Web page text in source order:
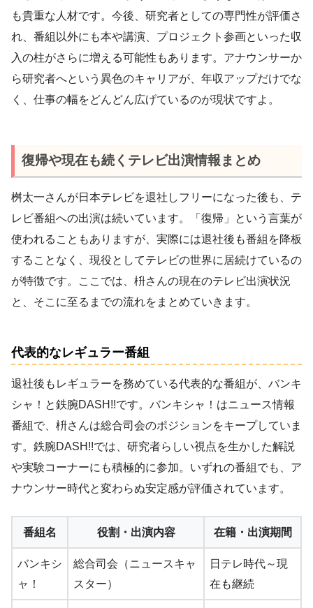
も貴重な人材です。今後、研究者としての専門性が評価さ
れ、番組以外にも本や講演、プロジェクト参画といった収
入の柱がさらに増える可能性もあります。アナウンサーか
ら研究者へという異色のキャリアが、年収アップだけでな
く、仕事の幅をどんどん広げているのが現状ですよ。
復帰や現在も続くテレビ出演情報まとめ
桝太一さんが日本テレビを退社しフリーになった後も、テ
レビ番組への出演は続いています。「復帰」という言葉が
使われることもありますが、実際には退社後も番組を降板
することなく、現役としてテレビの世界に居続けているの
が特徴です。ここでは、枡さんの現在のテレビ出演状況
と、そこに至るまでの流れをまとめていきます。
代表的なレギュラー番組
退社後もレギュラーを務めている代表的な番組が、バンキ
シャ！と鉄腕DASH!!です。バンキシャ！はニュース情報
番組で、枡さんは総合司会のポジションをキープしていま
す。鉄腕DASH!!では、研究者らしい視点を生かした解説
や実験コーナーにも積極的に参加。いずれの番組でも、ア
ナウンサー時代と変わらぬ安定感が評価されています。
番組名 役割・出演内容 在籍・出演期間
バンキシ
ャ！
総合司会（ニュースキャ
スター）
日テレ時代～現
在も継続